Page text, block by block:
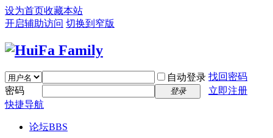
设为首页收藏本站
开启辅助访问 切换到窄版
自动登录 找回密码
密码
登录
立即注册
快捷导航
论坛BBS